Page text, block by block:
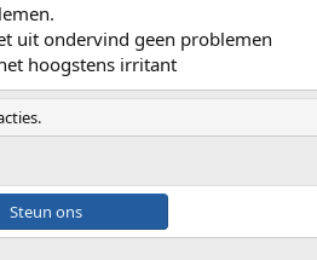
uit ondervind geen problemen
hoogstens irritant
ons